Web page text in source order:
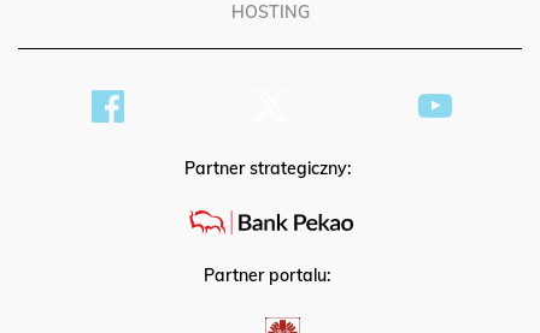
HOSTING
Partner strategiczny:
Partner portalu: